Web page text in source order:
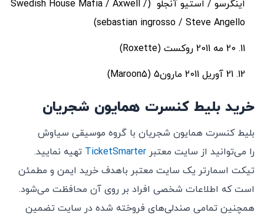
اینگرسو / استیو آنجلو (Swedish House Mafia / Axwell /
sebastian ingrosso / Steve Angello)
20 مه 2011 روکست (Roxette)
21 آوریل 2011 مارون5 (Maroon5)
خرید بلیط کنسرت همایون شجریان
بلیط کنسرت همایون شجریان با گروه موسیقی سیاوش
را می‌توانید از سایت معتبر TicketSmarter تهیه نمایید.
تیکت اسمارتر یک سایت معتبر باهدف خرید ایمن و مطمئن
است که اطلاعات شخصی افراد بر روی آن محافظت می‌شود.
همچنین تمامی صندلی‌های فروخته‌ شده در سایت تضمین‌